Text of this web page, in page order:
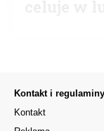
Kontakt i regulaminy
Kontakt